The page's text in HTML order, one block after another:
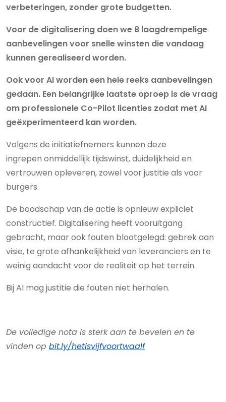
verbeteringen, zonder grote budgetten.
Voor de digitalisering doen we 8 laagdrempelige
aanbevelingen voor snelle winsten die vandaag
kunnen gerealiseerd worden.
Ook voor AI worden een hele reeks aanbevelingen
gedaan. Een belangrijke laatste oproep is de vraag
om professionele Co-Pilot licenties zodat met AI
geëxperimenteerd kan worden.
Volgens de initiatiefnemers kunnen deze
ingrepen onmiddellijk tijdswinst, duidelijkheid en
vertrouwen opleveren, zowel voor justitie als voor
burgers.
De boodschap van de actie is opnieuw expliciet
constructief. Digitalisering heeft vooruitgang
gebracht, maar ook fouten blootgelegd: gebrek aan
visie, te grote afhankelijkheid van leveranciers en te
weinig aandacht voor de realiteit op het terrein.
Bij AI mag justitie die fouten niet herhalen.
De volledige nota is sterk aan te bevelen en te
vinden op bit.ly/hetisvijfvoortwaalf